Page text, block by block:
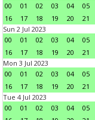
00
01 02 03 04 05
16
17 18 19 20 21
Sun 2 Jul 2023
00
01 02 03 04 05
16
17 18 19 20 21
Mon 3 Jul 2023
00
01 02 03 04 05
16
17 18 19 20 21
Tue 4 Jul 2023
00
01 02 03 04 05